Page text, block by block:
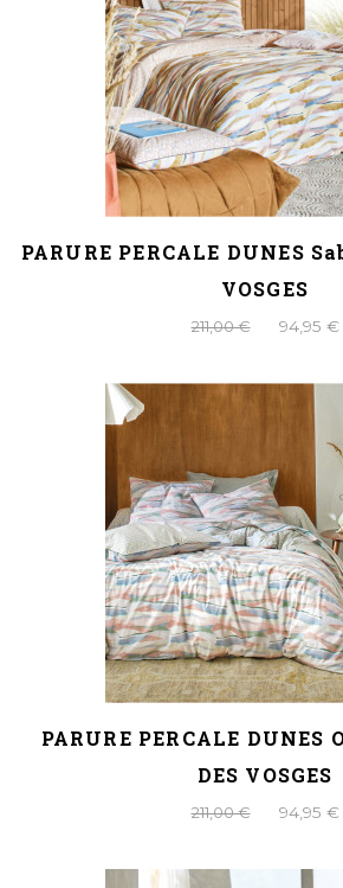
PARURE PERCALE DUNES
VOSGES
211,00 € 94,95 €
PARURE PERCALE DUNES
DES VOSGES
211,00 € 94,95 €